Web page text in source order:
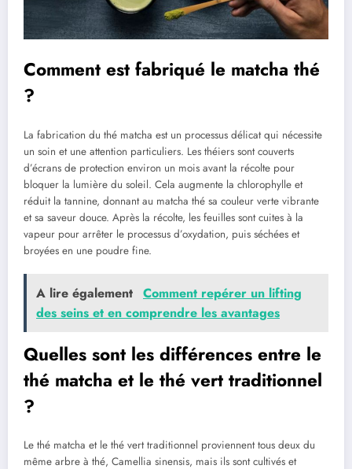
Comment est fabriqué le matcha thé
?
La fabrication du thé matcha est un processus délicat qui nécessite
un soin et une attention particuliers. Les théiers sont couverts
d’écrans de protection environ un mois avant la récolte pour
bloquer la lumière du soleil. Cela augmente la chlorophylle et
réduit la tannine, donnant au matcha thé sa couleur verte vibrante
et sa saveur douce. Après la récolte, les feuilles sont cuites à la
vapeur pour arrêter le processus d’oxydation, puis séchées et
broyées en une poudre fine.
A lire également Comment repérer un lifting
des seins et en comprendre les avantages
Quelles sont les différences entre le
thé matcha et le thé vert traditionnel
?
Le thé matcha et le thé vert traditionnel proviennent tous deux du
même arbre à thé, Camellia sinensis, mais ils sont cultivés et